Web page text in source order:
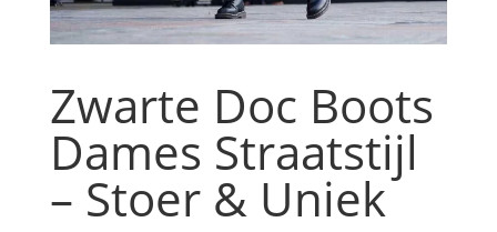
Zwarte Doc Boots
Dames Straatstijl
– Stoer & Uniek